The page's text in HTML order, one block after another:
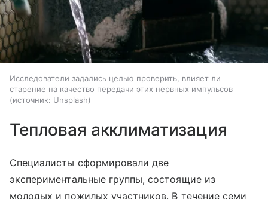
Исследователи задались целью проверить, влияет ли
старение на качество передачи этих нервных импульсов
источник: Unsplash
Тепловая акклиматизация
Специалисты сформировали две
экспериментальные группы, состоящие из
молодых и пожилых участников. В течение семи